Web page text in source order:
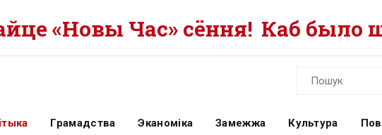
«Новы Час» сёння! Каб было
Грамадства Эканоміка Замежжа Культура